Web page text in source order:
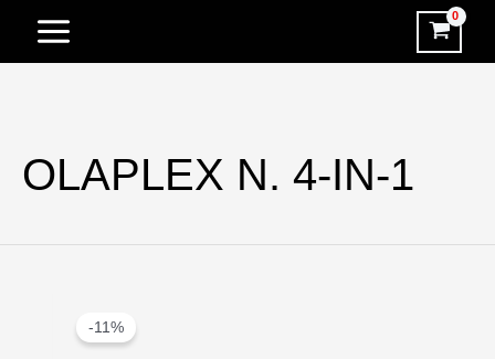
OLAPLEX N. 4-IN-1
-11%